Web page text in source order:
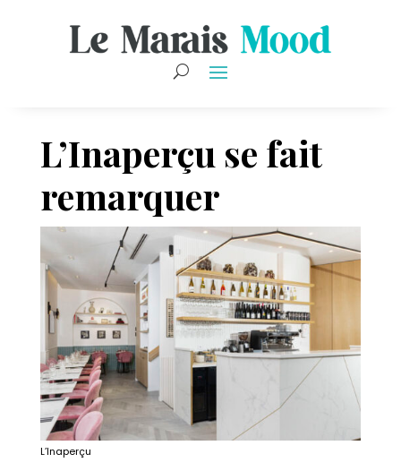
L’Inaperçu se fait
remarquer
L’Inaperçu